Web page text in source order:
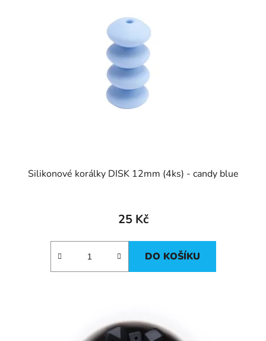
Silikonové korálky DISK 12mm (4ks) - candy blue
25 Kč
DO KOŠÍKU